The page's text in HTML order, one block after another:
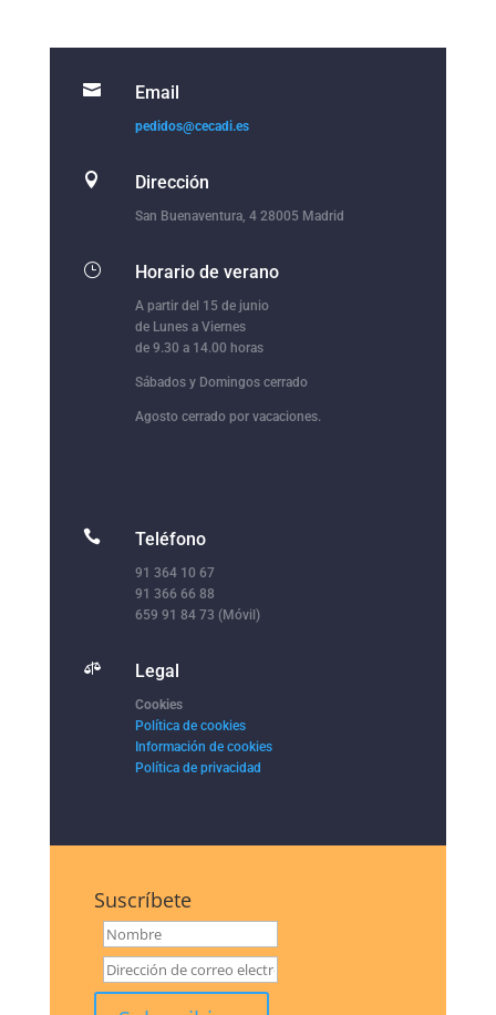
 Email
pedidos@cecadi.es
 Dirección
San Buenaventura, 4 28005 Madrid
} Horario de verano
A partir del 15 de junio
de Lunes a Viernes
de 9.30 a 14.00 horas
Sábados y Domingos cerrado
Agosto cerrado por vacaciones.
 Teléfono
91 364 10 67
91 366 66 88
659 91 84 73 (Móvil)
 Legal
Cookies
Política de cookies
Información de cookies
Política de privacidad
Suscríbete